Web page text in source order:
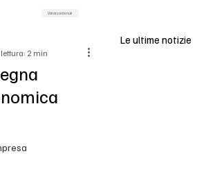
2 min
Le ultime notizie
Vai ai contenuti